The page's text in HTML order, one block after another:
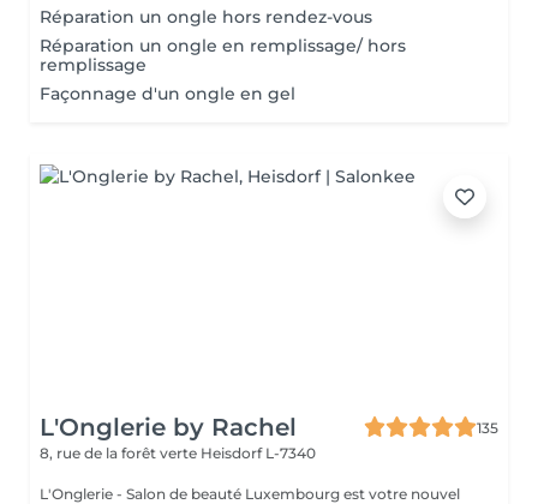
Réparation un ongle hors rendez-vous
Réparation un ongle en remplissage/ hors
remplissage
Façonnage d'un ongle en gel
L'Onglerie by Rachel
135
8, rue de la forêt verte Heisdorf L-7340
L'Onglerie - Salon de beauté Luxembourg est votre nouvel